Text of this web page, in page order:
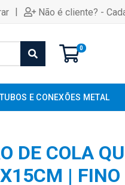
| Não é cliente? -
0
TUBOS E CONEXÕES METAL
DE COLA
| FINO